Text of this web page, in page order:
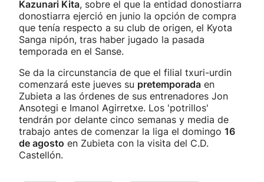
Kazunari Kita, sobre el que la entidad donostiarra
donostiarra ejerció en junio la opción de compra
que tenía respecto a su club de origen, el Kyota
Sanga nipón, tras haber jugado la pasada
temporada en el Sanse.
Se da la circunstancia de que el filial txuri-urdin
comenzará este jueves su pretemporada en
Zubieta a las órdenes de sus entrenadores Jon
Ansotegi e Imanol Agirretxe. Los 'potrillos'
tendrán por delante cinco semanas y media de
trabajo antes de comenzar la liga el domingo 16
de agosto en Zubieta con la visita del C.D.
Castellón.